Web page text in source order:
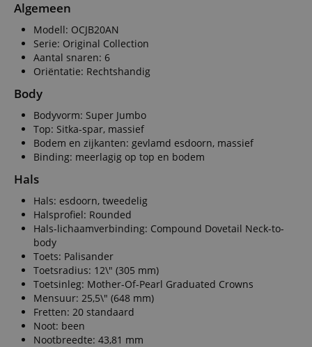
Algemeen
Modell: OCJB20AN
Serie: Original Collection
Aantal snaren: 6
Oriëntatie: Rechtshandig
Body
Bodyvorm: Super Jumbo
Top: Sitka-spar, massief
Bodem en zijkanten: gevlamd esdoorn, massief
Binding: meerlagig op top en bodem
Hals
Hals: esdoorn, tweedelig
Halsprofiel: Rounded
Hals-lichaamverbinding: Compound Dovetail Neck-to-
body
Toets: Palisander
Toetsradius: 12\" (305 mm)
Toetsinleg: Mother-Of-Pearl Graduated Crowns
Mensuur: 25,5\" (648 mm)
Fretten: 20 standaard
Noot: been
Nootbreedte: 43,81 mm